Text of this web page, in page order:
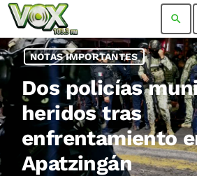
search
NOTAS IMPORTANTES
Dos policías
heridos tras
enfrentamiento
Apatzingán